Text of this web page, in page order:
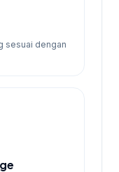
sesuai dengan